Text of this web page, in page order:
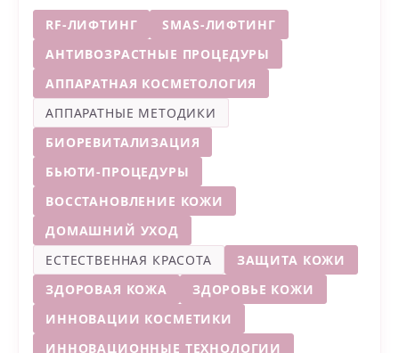
RF-ЛИФТИНГ
SMAS-ЛИФТИНГ
АНТИВОЗРАСТНЫЕ ПРОЦЕДУРЫ
АППАРАТНАЯ КОСМЕТОЛОГИЯ
АППАРАТНЫЕ МЕТОДИКИ
БИОРЕВИТАЛИЗАЦИЯ
БЬЮТИ-ПРОЦЕДУРЫ
ВОССТАНОВЛЕНИЕ КОЖИ
ДОМАШНИЙ УХОД
ЕСТЕСТВЕННАЯ КРАСОТА
ЗАЩИТА КОЖИ
ЗДОРОВАЯ КОЖА
ЗДОРОВЬЕ КОЖИ
ИННОВАЦИИ КОСМЕТИКИ
ИННОВАЦИОННЫЕ ТЕХНОЛОГИИ